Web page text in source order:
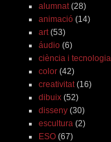
alumnat(28)
animació(14)
art(53)
áudio(6)
ciència i tecnologia
color(42)
creativitat(16)
dibuix(52)
disseny(30)
escultura (2)
ESO(67)